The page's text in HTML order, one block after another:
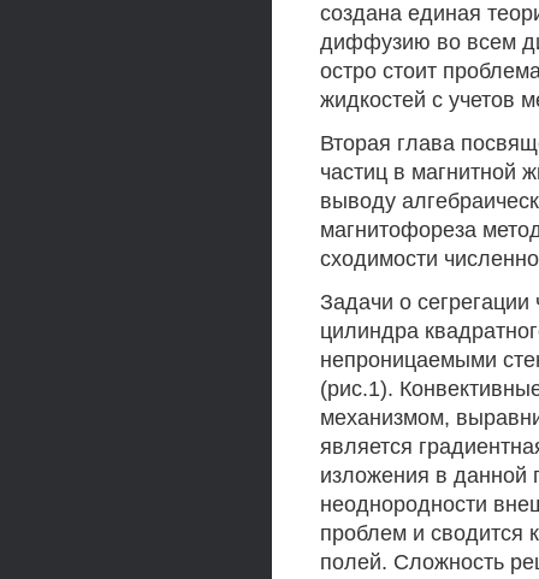
создана единая
диффузию во всем
остро стоит
жидкостей с учетов
Вторая глава
частиц в магнитной
выводу
магнитофореза
сходимости
Задачи о
цилиндра
непроницаемыми
(рис.1).
механизмом,
является
изложения в данной
неоднородности
проблем и сводится
полей. Сложность